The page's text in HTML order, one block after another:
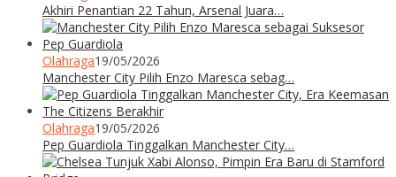
Akhiri Penantian 22 Tahun, Arsenal Juara…
Olahraga19/05/2026
Manchester City Pilih Enzo Maresca sebag…
Olahraga19/05/2026
Pep Guardiola Tinggalkan Manchester City…